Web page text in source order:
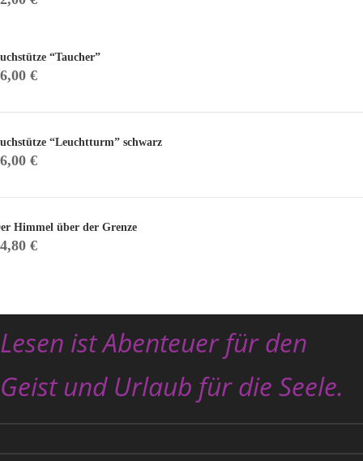
“Taucher”
€
“Leuchtturm” schwarz
€
Himmel über der Grenze
€
Lesen ist Abenteuer für den
Geist und Urlaub für die Seele.